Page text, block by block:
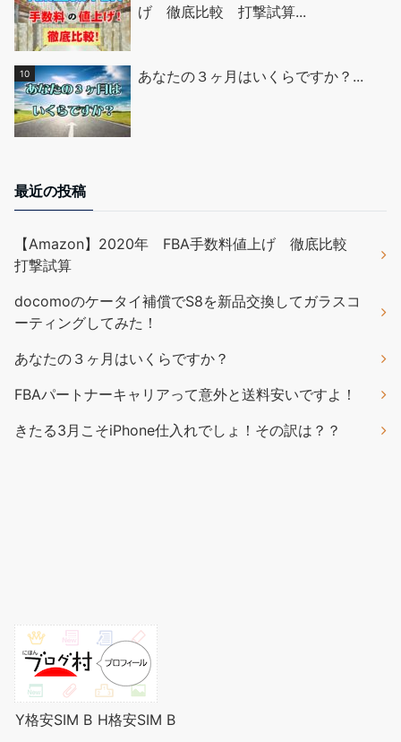
げ 徹底比較 打撃試算...
あなたの３ヶ月はいくらですか？...
最近の投稿
【Amazon】2020年 FBA手数料値上げ 徹底比較
打撃試算
docomoのケータイ補償でS8を新品交換してガラスコ
ーティングしてみた！
あなたの３ヶ月はいくらですか？
FBAパートナーキャリアって意外と送料安いですよ！
きたる3月こそiPhone仕入れでしょ！その訳は？？
Y格安SIM B H格安SIM B